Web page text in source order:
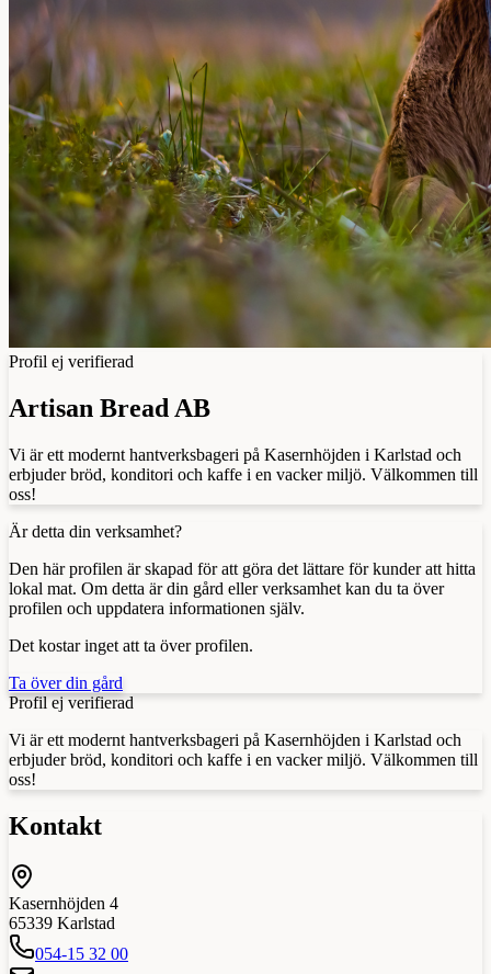
Profil ej verifierad
Artisan Bread AB
Vi är ett modernt hantverksbageri på Kasernhöjden i Karlstad och
erbjuder bröd, konditori och kaffe i en vacker miljö. Välkommen till
oss!
Är detta din verksamhet?
Den här profilen är skapad för att göra det lättare för kunder att hitta
lokal mat. Om detta är din gård eller verksamhet kan du ta över
profilen och uppdatera informationen själv.
Det kostar inget att ta över profilen.
Ta över din gård
Profil ej verifierad
Vi är ett modernt hantverksbageri på Kasernhöjden i Karlstad och
erbjuder bröd, konditori och kaffe i en vacker miljö. Välkommen till
oss!
Kontakt
Kasernhöjden 4
65339 Karlstad
054-15 32 00